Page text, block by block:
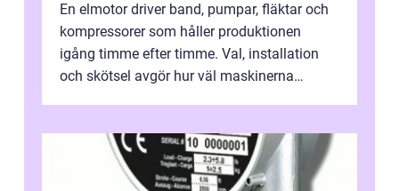
En elmotor driver band, pumpar, fläktar och
kompressorer som håller produktionen
igång timme efter timme. Val, installation
och skötsel avgör hur väl maskinerna